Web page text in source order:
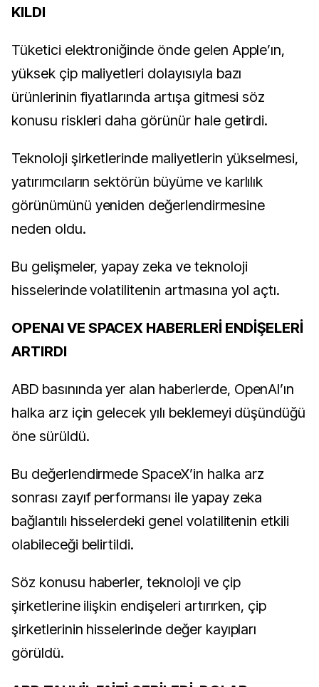
KILDI
Tüketici elektroniğinde önde gelen Apple’ın,
yüksek çip maliyetleri dolayısıyla bazı
ürünlerinin fiyatlarında artışa gitmesi söz
konusu riskleri daha görünür hale getirdi.
Teknoloji şirketlerinde maliyetlerin yükselmesi,
yatırımcıların sektörün büyüme ve karlılık
görünümünü yeniden değerlendirmesine
neden oldu.
Bu gelişmeler, yapay zeka ve teknoloji
hisselerinde volatilitenin artmasına yol açtı.
OPENAI VE SPACEX HABERLERİ ENDİŞELERİ
ARTIRDI
ABD basınında yer alan haberlerde, OpenAI’ın
halka arz için gelecek yılı beklemeyi düşündüğü
öne sürüldü.
Bu değerlendirmede SpaceX’in halka arz
sonrası zayıf performansı ile yapay zeka
bağlantılı hisselerdeki genel volatilitenin etkili
olabileceği belirtildi.
Söz konusu haberler, teknoloji ve çip
şirketlerine ilişkin endişeleri artırırken, çip
şirketlerinin hisselerinde değer kayıpları
görüldü.